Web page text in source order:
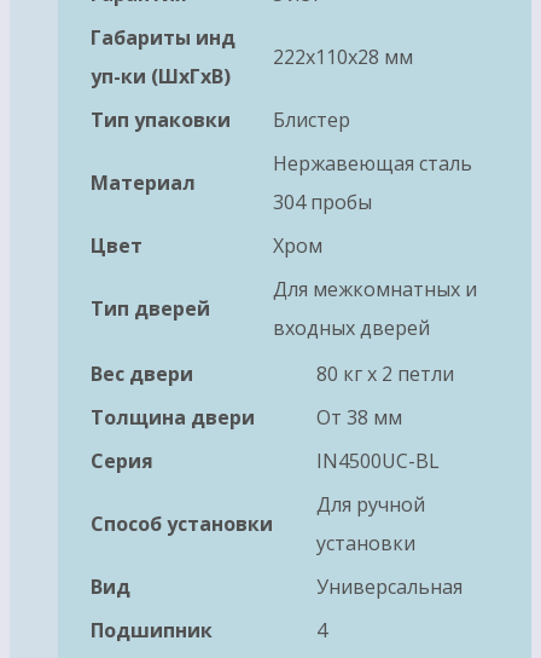
Габариты инд
уп-ки (ШхГхВ)
222x110x28 мм
Тип упаковки Блистер
Материал
Нержавеющая сталь
304 пробы
Цвет
Хром
Тип дверей
Для межкомнатных и
входных дверей
Вес двери
80 кг х 2 петли
Толщина двери
От 38 мм
Серия
IN4500UC-BL
Способ установки
Для ручной
установки
Вид
Универсальная
Подшипник
4